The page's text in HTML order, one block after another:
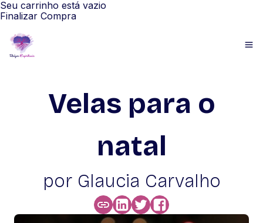
Seu carrinho está vazio
Finalizar Compra
Velas para o
natal
por Glaucia Carvalho